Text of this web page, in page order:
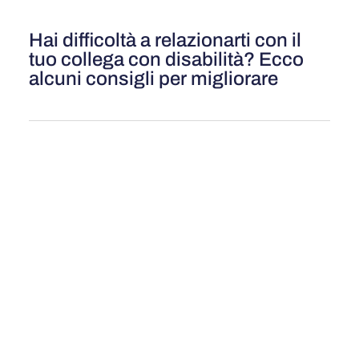
Hai difficoltà a relazionarti con il
tuo collega con disabilità? Ecco
alcuni consigli per migliorare